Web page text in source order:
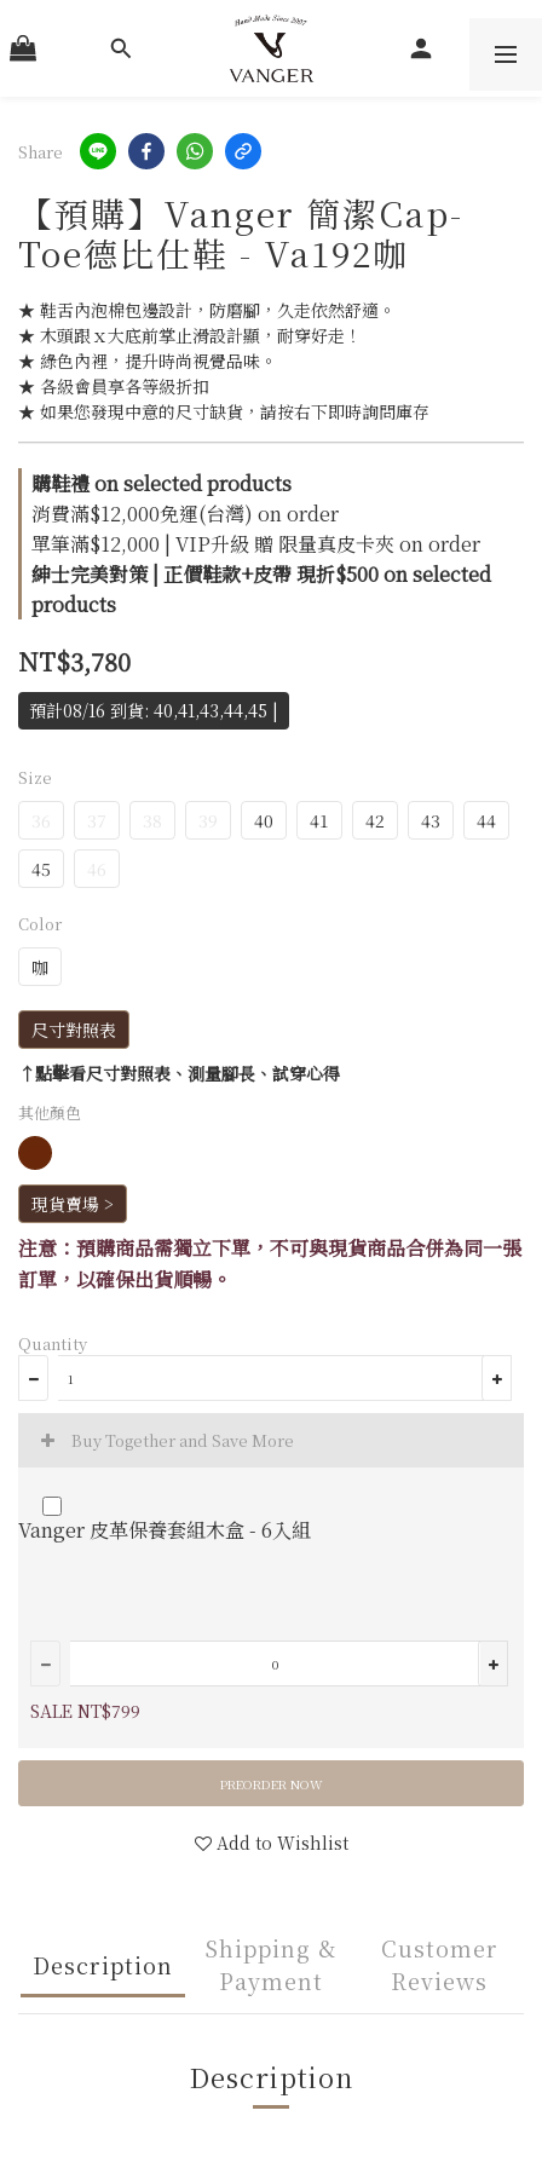
Share
【預購】Vanger 簡潔Cap-
Toe德比仕鞋 - Va192咖
★ 鞋舌內泡棉包邊設計，防磨腳，久走依然舒適。
★ 木頭跟ｘ大底前掌止滑設計顯，耐穿好走！
★ 綠色內裡，提升時尚視覺品味。
★ 各級會員享各等級折扣
★ 如果您發現中意的尺寸缺貨，請按右下即時詢問庫存
購鞋禮 on selected products
消費滿$12,000免運(台灣) on order
單筆滿$12,000 | VIP升級 贈 限量真皮卡夾 on order
紳士完美對策 | 正價鞋款+皮帶 現折$500 on selected
products
NT$3,780
預計08/16 到貨: 40,41,43,44,45 |
Size
36 37 38 39 40 41 42 43
44
45
46
Color
咖
尺寸對照表
↑點擊看尺寸對照表、測量腳長、試穿心得
其他顏色
現貨賣場 >
注意：預購商品需獨立下單，不可與現貨商品合併為同一張
訂單，以確保出貨順暢。
Quantity
Buy Together and Save More
Vanger 皮革保養套組木盒 - 6入組
SALE NT$799
PREORDER NOW
Add to Wishlist
Description
Shipping &
Payment
Customer
Reviews
Description